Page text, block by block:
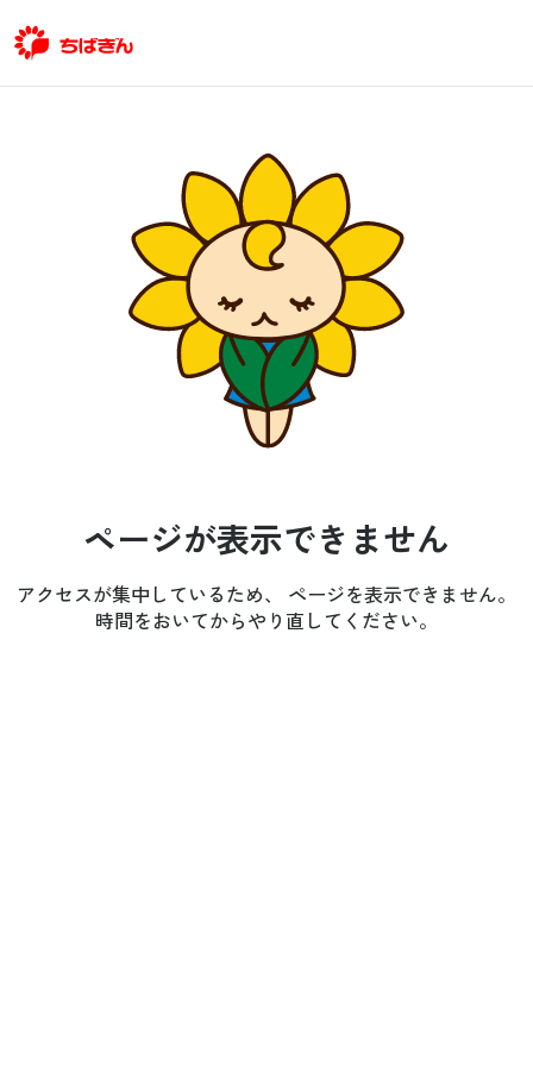
ページが表示できません
アクセスが集中しているため、 ページを表示できません。
時間をおいてからやり直してください。